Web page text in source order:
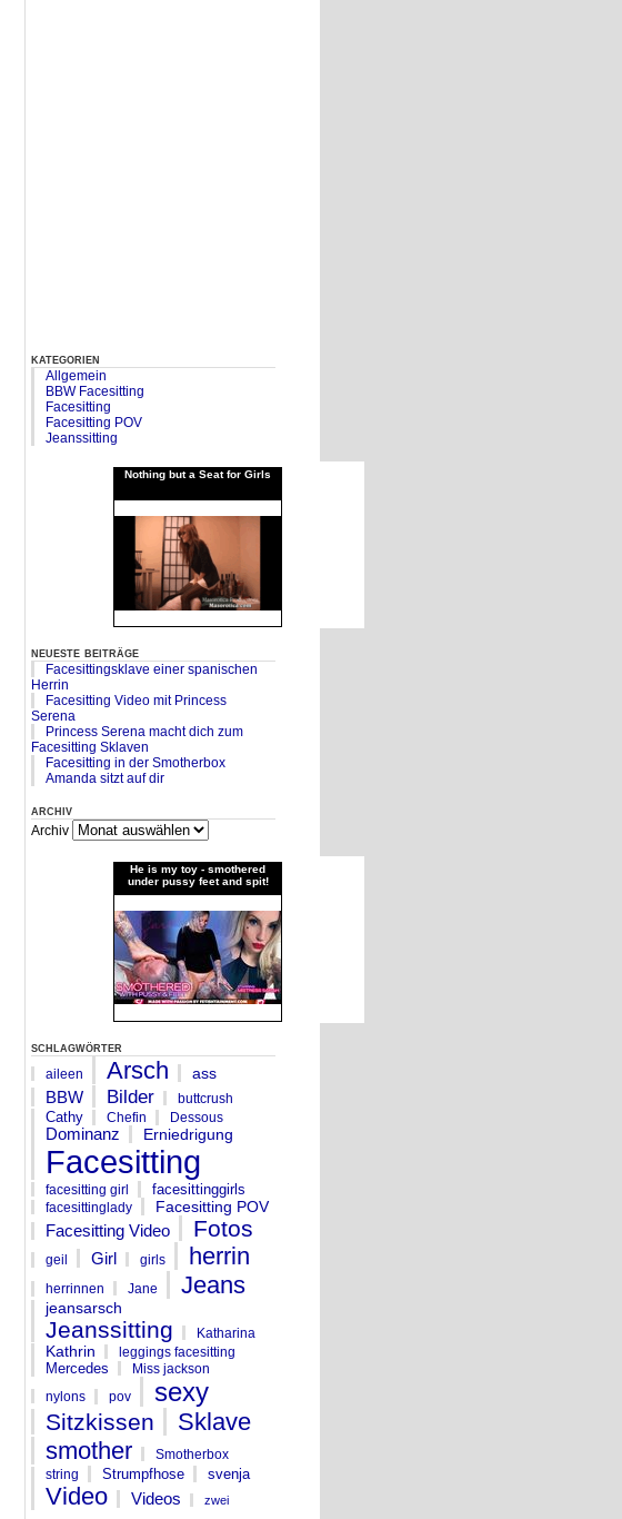
kategorien
Allgemein
BBW Facesitting
Facesitting
Facesitting POV
Jeanssitting
neueste beiträge
Facesittingsklave einer spanischen
Herrin
Facesitting Video mit Princess
Serena
Princess Serena macht dich zum
Facesitting Sklaven
Facesitting in der Smotherbox
Amanda sitzt auf dir
archiv
Archiv
schlagwörter
aileen Arsch ass
BBW Bilder buttcrush
Cathy Chefin Dessous
Dominanz Erniedrigung
Facesitting
facesitting girl facesittinggirls
facesittinglady
Facesitting POV
Facesitting Video
Fotos
geil Girl girls herrin
herrinnen Jane Jeans
jeansarsch
Jeanssitting Katharina
Kathrin leggings facesitting
Mercedes
Miss jackson
nylons
pov sexy
Sitzkissen
Sklave
smother
Smotherbox
string Strumpfhose svenja
Video Videos zwei